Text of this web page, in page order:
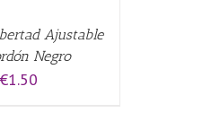
Ajustable
Negro
€1.50